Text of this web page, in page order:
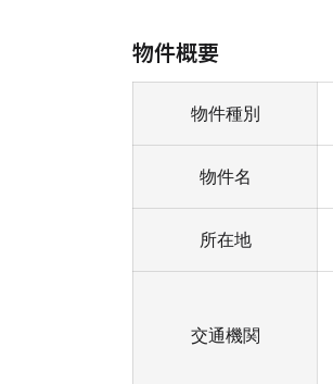
物件概要
物件種別
物件名
所在地
交通機関